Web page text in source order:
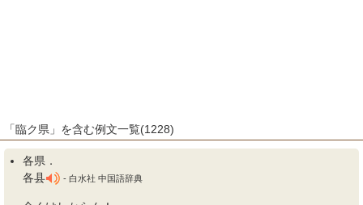
「臨ク県」を含む例文一覧(1228)
各県 ．
各县
- 白水社 中国語辞典